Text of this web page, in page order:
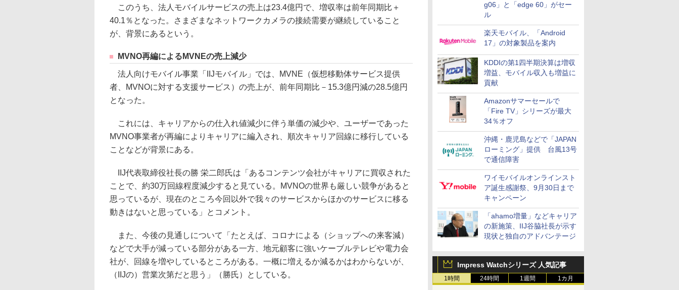
g06」と「edge 60」がセー
ル
楽天モバイル、「Android
17」の対象製品を案内
KDDIの第1四半期決算は増収
増益、モバイル収入も増益に
貢献
Amazonサマーセールで
「Fire TV」シリーズが最大
34％オフ
沖縄・鹿児島などで「JAPAN
ローミング」提供 台風13号
で通信障害
ワイモバイルオンラインスト
ア誕生感謝祭、9月30日まで
キャンペーン
「ahamo増量」などキャリア
の新施策、IIJ谷脇社長が示す
現状と独自のアドバンテージ
Impress Watchシリーズ 人気記事
1時間 24時間 1週間 1カ月
このうち、法人モバイルサービスの売上は23.4億円で、増収率は前年同期比＋
40.1％となった。さまざまなネットワークカメラの接続需要が継続していること
が、背景にあるという。
MVNO再編によるMVNEの売上減少
法人向けモバイル事業「IIJモバイル」では、MVNE（仮想移動体サービス提供
者、MVNOに対する支援サービス）の売上が、前年同期比－15.3億円減の28.5億円
となった。
これには、キャリアからの仕入れ値減少に伴う単価の減少や、ユーザーであった
MVNO事業者が再編によりキャリアに編入され、順次キャリア回線に移行している
ことなどが背景にある。
IIJ代表取締役社長の勝 栄二郎氏は「あるコンテンツ会社がキャリアに買収された
ことで、約30万回線程度減少すると見ている。MVNOの世界も厳しい競争があると
思っているが、現在のところ今回以外で我々のサービスからほかのサービスに移る
動きはないと思っている」とコメント。
また、今後の見通しについて「たとえば、コロナによる（ショップへの来客減）
などで大手が減っている部分がある一方、地元顧客に強いケーブルテレビや電力会
社が、回線を増やしているところがある。一概に増えるか減るかはわからないが、
（IIJの）営業次第だと思う」（勝氏）としている。